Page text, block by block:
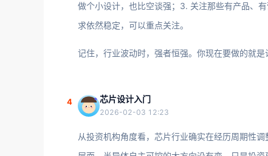
做个小设计，也比空谈强；3. 关注那些有产品、
求依然稳定，可以重点关注。
记住，行业波动时，强者恒强。你现在要做的就是
4 芯片设计入门
2026-02-03 12:23
从投资机构角度看，芯片行业确实在经历周期性